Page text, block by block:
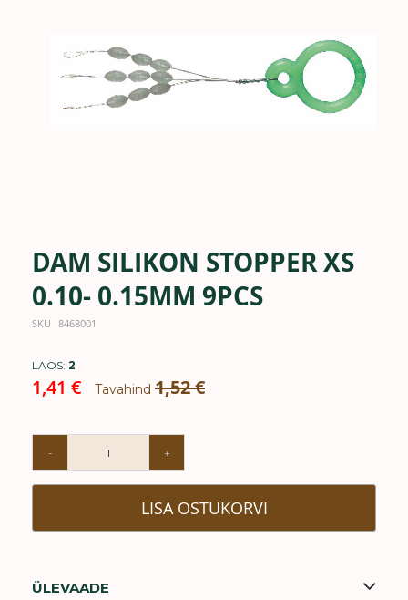
Skip
to
the
beginning
of
gallery
DAM SILIKON STOPPER XS
0.10- 0.15MM 9PCS
SKU 8468001
LAOS: 2
Special
Price
1,41 € Tavahind 1,52 €
- +
LISA OSTUKORVI
ÜLEVAADE